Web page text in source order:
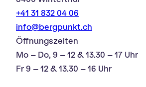
+41 31 832 04 06
info@bergpunkt.ch
Öffnungszeiten
Mo – Do, 9 – 12 & 13.30 – 17 Uhr
Fr 9 – 12 & 13.30 – 16 Uhr